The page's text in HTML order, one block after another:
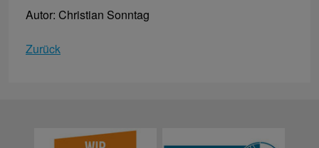
Autor: Christian Sonntag
Zurück